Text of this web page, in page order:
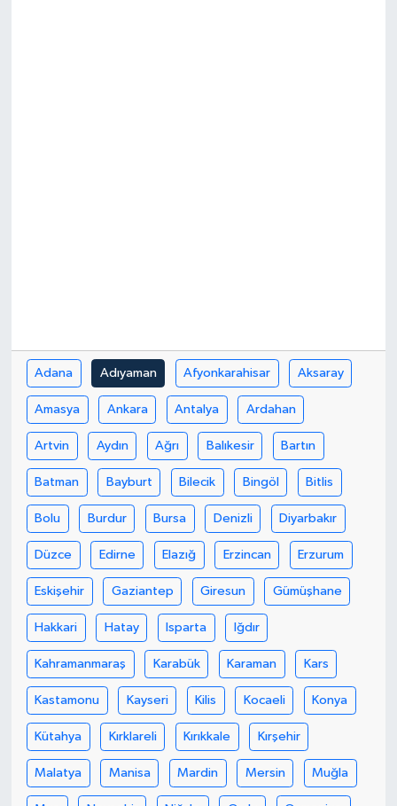
Adana Adıyaman Afyonkarahisar Aksaray
Amasya Ankara Antalya Ardahan
Artvin Aydın Ağrı Balıkesir Bartın
Batman Bayburt Bilecik Bingöl Bitlis
Bolu Burdur Bursa Denizli Diyarbakır
Düzce Edirne Elazığ Erzincan Erzurum
Eskişehir Gaziantep Giresun Gümüşhane
Hakkari Hatay Isparta Iğdır
Kahramanmaraş Karabük Karaman Kars
Kastamonu Kayseri Kilis Kocaeli Konya
Kütahya Kırklareli Kırıkkale Kırşehir
Malatya Manisa Mardin Mersin Muğla